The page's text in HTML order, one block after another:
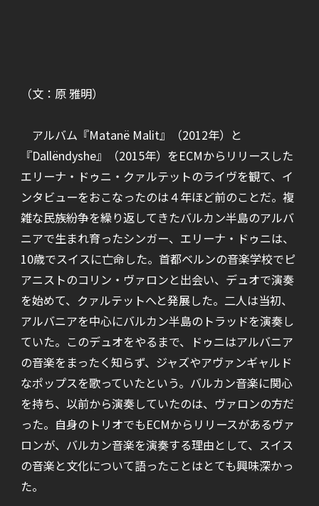
（文：原 雅明）
アルバム『Matanë Malit』（2012年）と
『Dallëndyshe』（2015年）をECMからリリースした
エリーナ・ドゥニ・クァルテットのライヴを観て、イ
ンタビューをおこなったのは４年ほど前のことだ。複
雑な民族紛争を繰り返してきたバルカン半島のアルバ
ニアで生まれ育ったシンガー、エリーナ・ドゥニは、
10歳でスイスに亡命した。首都ベルンの音楽学校でピ
アニストのコリン・ヴァロンと出会い、デュオで演奏
を始めて、クァルテットへと発展した。二人は当初、
アルバニアを中心にバルカン半島のトラッドを演奏し
ていた。このデュオをやるまで、ドゥニはアルバニア
の音楽をまったく知らず、ジャズやアヴァンギャルド
なポップスを歌っていたという。バルカン音楽に関心
を持ち、以前から演奏していたのは、ヴァロンの方だ
った。自身のトリオでもECMからリリースがあるヴァ
ロンが、バルカン音楽を演奏する理由として、スイス
の音楽と文化について語ったことはとても興味深かっ
た。